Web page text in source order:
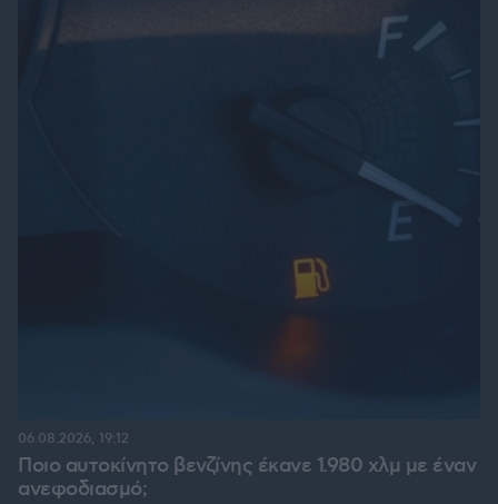
Ποιο αυτοκίνητο βενζίνης έκανε 1.980 χλμ με έναν
ανεφοδιασμό;
06.08.2026, 19:12